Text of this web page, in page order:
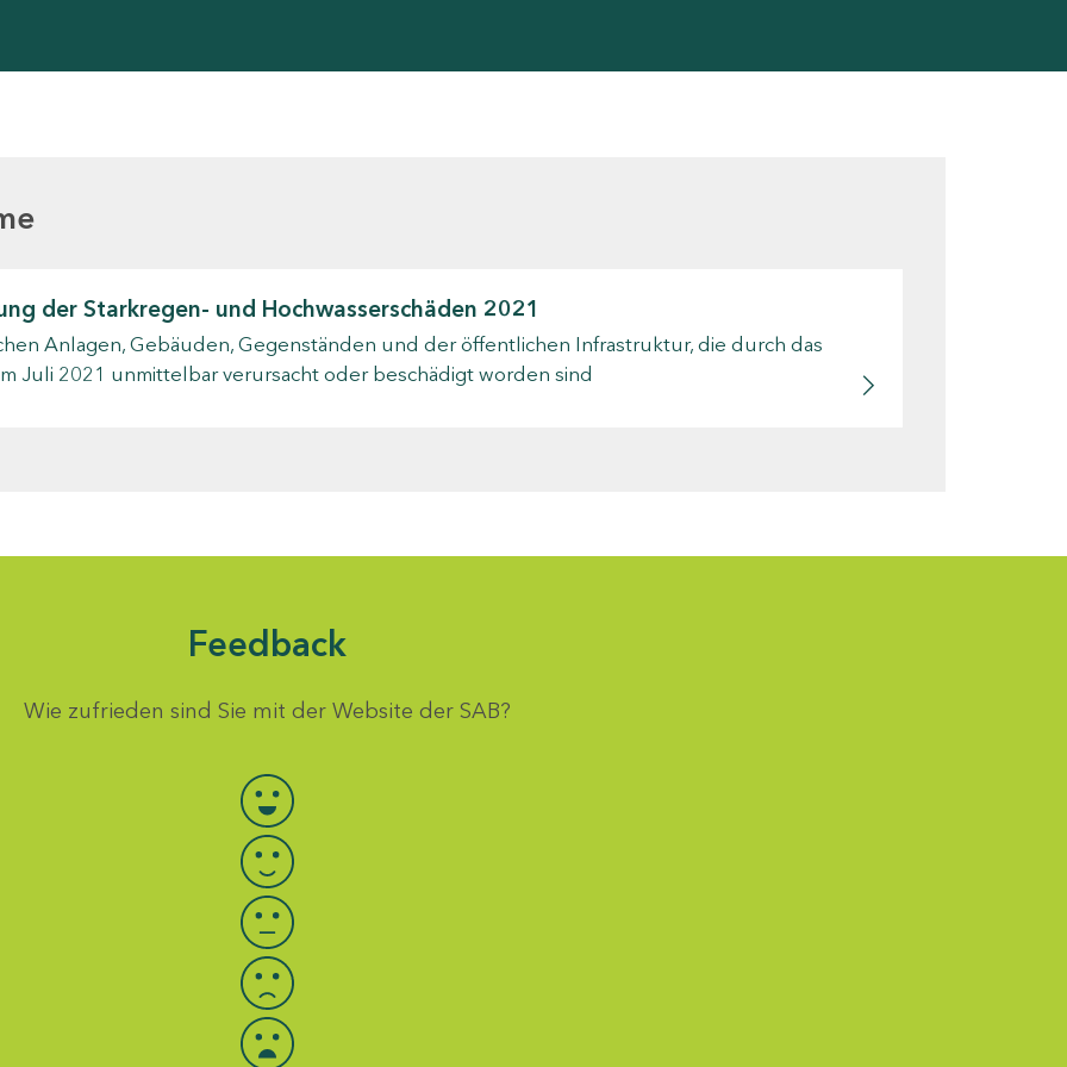
der Starkregen- und Hochwasserschäden 2021
Anlagen, Gebäuden, Gegenständen und der öffentlichen Infrastruktur, die durch das
Juli 2021 unmittelbar verursacht oder beschädigt worden sind
Feedback
Wie zufrieden sind Sie mit der Website der SAB?
Bewertung auswählen